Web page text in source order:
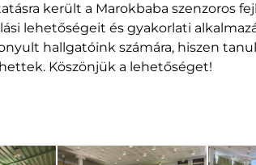
került a Marokbaba szenzoros
lehetőségeit és gyakorlati
hallgatóink számára, hiszen
Köszönjük a lehetőséget!